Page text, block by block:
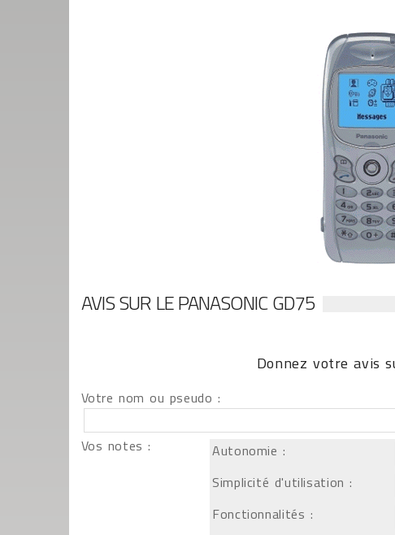
AVIS SUR LE PANASONIC GD75
Donnez votre avis
Votre nom ou pseudo :
Vos notes : Autonomie :
Simplicité d'utilisation :
Fonctionnalités :